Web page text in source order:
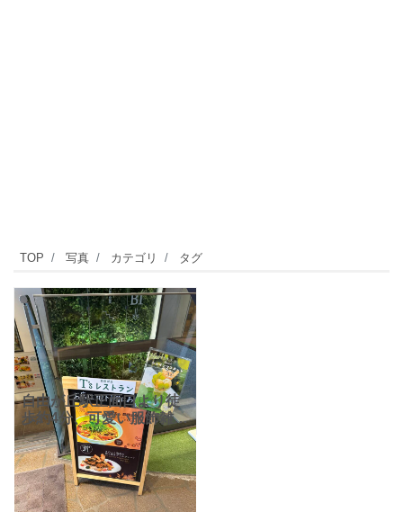
TOP 写真 カテゴリ タグ
自由が丘駅正面口より徒
歩約4分、可愛い服飾雑貨
店や美味しいレストラ
ン、病院やエステサロン
が入る都市型商業施設
「Luz自由が丘B1F」 に
ある「T’sレストラン」